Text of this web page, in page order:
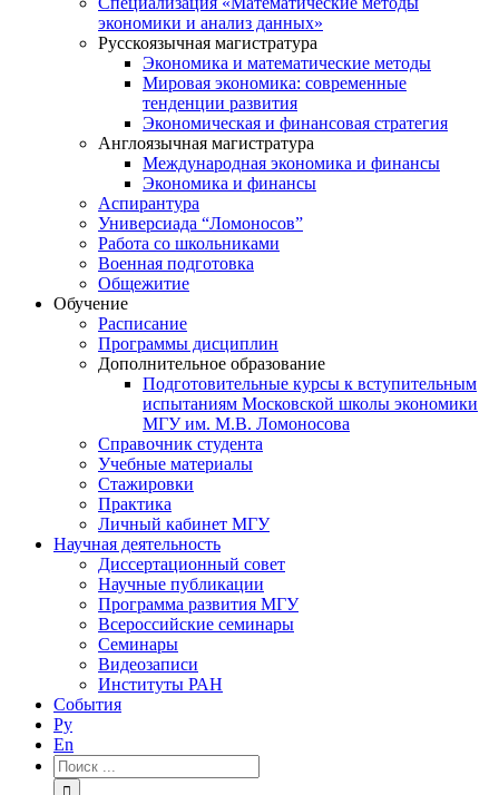
экономики и анализ данных»
Русскоязычная магистратура
Экономика и математические методы
Мировая экономика: современные
тенденции развития
Экономическая и финансовая стратегия
Англоязычная магистратура
Международная экономика и финансы
Экономика и финансы
Аспирантура
Универсиада “Ломоносов”
Работа со школьниками
Военная подготовка
Общежитие
Обучение
Расписание
Программы дисциплин
Дополнительное образование
Подготовительные курсы к вступительным
испытаниям Московской школы экономики
МГУ им. М.В. Ломоносова
Справочник студента
Учебные материалы
Стажировки
Практика
Личный кабинет МГУ
Научная деятельность
Диссертационный совет
Научные публикации
Программа развития МГУ
Всероссийские семинары
Семинары
Видеозаписи
Институты РАН
События
Ру
En
Результат
поиска: